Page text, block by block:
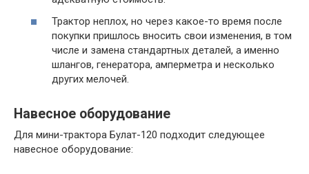
Трактор неплох, но через какое-то время после
покупки пришлось вносить свои изменения, в том
числе и замена стандартных деталей, а именно
шлангов, генератора, амперметра и несколько
других мелочей.
Навесное оборудование
Для мини-трактора Булат-120 подходит следующее
навесное оборудование: